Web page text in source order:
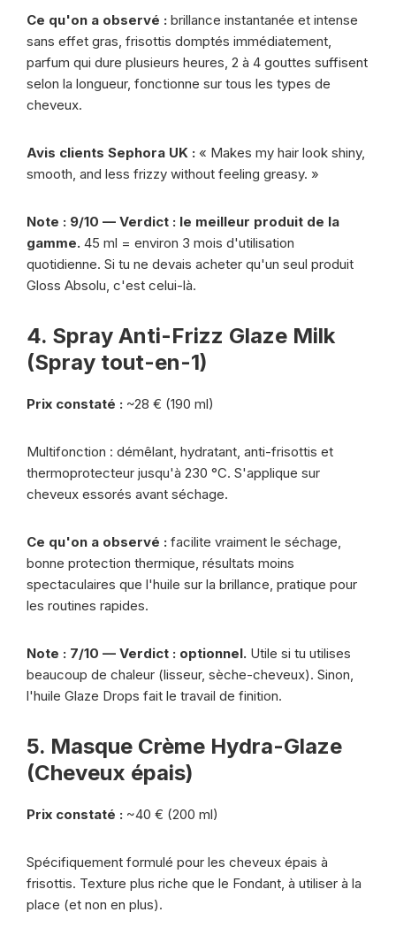
Ce qu'on a observé : brillance instantanée et intense
sans effet gras, frisottis domptés immédiatement,
parfum qui dure plusieurs heures, 2 à 4 gouttes suffisent
selon la longueur, fonctionne sur tous les types de
cheveux.
Avis clients Sephora UK : « Makes my hair look shiny,
smooth, and less frizzy without feeling greasy. »
Note : 9/10 — Verdict : le meilleur produit de la
gamme. 45 ml = environ 3 mois d'utilisation
quotidienne. Si tu ne devais acheter qu'un seul produit
Gloss Absolu, c'est celui-là.
4. Spray Anti-Frizz Glaze Milk
(Spray tout-en-1)
Prix constaté : ~28 € (190 ml)
Multifonction : démêlant, hydratant, anti-frisottis et
thermoprotecteur jusqu'à 230 °C. S'applique sur
cheveux essorés avant séchage.
Ce qu'on a observé : facilite vraiment le séchage,
bonne protection thermique, résultats moins
spectaculaires que l'huile sur la brillance, pratique pour
les routines rapides.
Note : 7/10 — Verdict : optionnel. Utile si tu utilises
beaucoup de chaleur (lisseur, sèche-cheveux). Sinon,
l'huile Glaze Drops fait le travail de finition.
5. Masque Crème Hydra-Glaze
(Cheveux épais)
Prix constaté : ~40 € (200 ml)
Spécifiquement formulé pour les cheveux épais à
frisottis. Texture plus riche que le Fondant, à utiliser à la
place (et non en plus).